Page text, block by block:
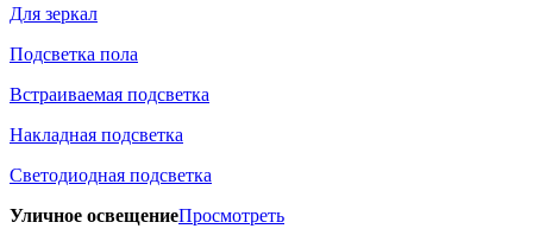
Для зеркал
Подсветка пола
Встраиваемая подсветка
Накладная подсветка
Светодиодная подсветка
Уличное освещениеПросмотреть